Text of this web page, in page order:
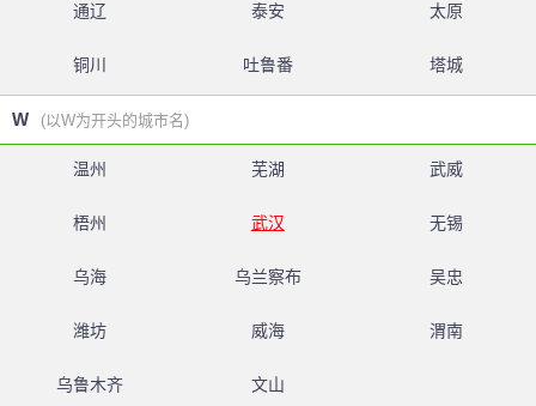
通辽 泰安 太原
铜川 吐鲁番 塔城
W (以W为开头的城市名)
温州 芜湖 武威
梧州 武汉 无锡
乌海 乌兰察布 吴忠
潍坊 威海 渭南
乌鲁木齐 文山